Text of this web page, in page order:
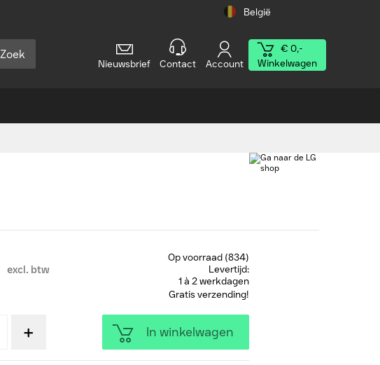
België
Zoek
Nieuwsbrief Contact Account
€ 0,-
Winkelwagen
excl. btw
Op voorraad (834)
Levertijd:
1 à 2 werkdagen
Gratis verzending!
+ In winkelwagen